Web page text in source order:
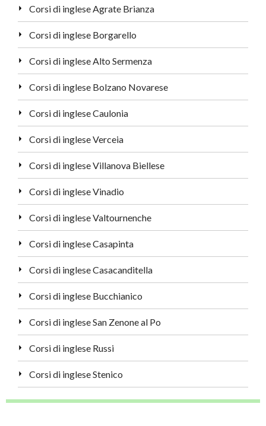
Corsi di inglese Agrate Brianza
Corsi di inglese Borgarello
Corsi di inglese Alto Sermenza
Corsi di inglese Bolzano Novarese
Corsi di inglese Caulonia
Corsi di inglese Verceia
Corsi di inglese Villanova Biellese
Corsi di inglese Vinadio
Corsi di inglese Valtournenche
Corsi di inglese Casapinta
Corsi di inglese Casacanditella
Corsi di inglese Bucchianico
Corsi di inglese San Zenone al Po
Corsi di inglese Russi
Corsi di inglese Stenico